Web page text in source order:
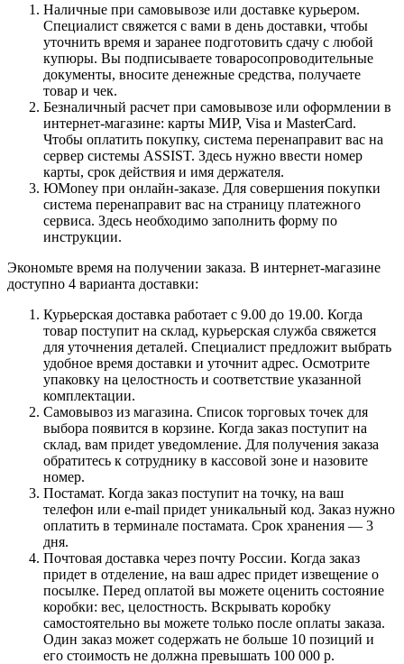
Наличные при самовывозе или доставке курьером.
Специалист свяжется с вами в день доставки, чтобы
уточнить время и заранее подготовить сдачу с любой
купюры. Вы подписываете товаросопроводительные
документы, вносите денежные средства, получаете
товар и чек.
Безналичный расчет при самовывозе или оформлении в
интернет-магазине: карты МИР, Visa и MasterCard.
Чтобы оплатить покупку, система перенаправит вас на
сервер системы ASSIST. Здесь нужно ввести номер
карты, срок действия и имя держателя.
ЮMoney при онлайн-заказе. Для совершения покупки
система перенаправит вас на страницу платежного
сервиса. Здесь необходимо заполнить форму по
инструкции.
Экономьте время на получении заказа. В интернет-магазине
доступно 4 варианта доставки:
Курьерская доставка работает с 9.00 до 19.00. Когда
товар поступит на склад, курьерская служба свяжется
для уточнения деталей. Специалист предложит выбрать
удобное время доставки и уточнит адрес. Осмотрите
упаковку на целостность и соответствие указанной
комплектации.
Самовывоз из магазина. Список торговых точек для
выбора появится в корзине. Когда заказ поступит на
склад, вам придет уведомление. Для получения заказа
обратитесь к сотруднику в кассовой зоне и назовите
номер.
Постамат. Когда заказ поступит на точку, на ваш
телефон или e-mail придет уникальный код. Заказ нужно
оплатить в терминале постамата. Срок хранения — 3
дня.
Почтовая доставка через почту России. Когда заказ
придет в отделение, на ваш адрес придет извещение о
посылке. Перед оплатой вы можете оценить состояние
коробки: вес, целостность. Вскрывать коробку
самостоятельно вы можете только после оплаты заказа.
Один заказ может содержать не больше 10 позиций и
его стоимость не должна превышать 100 000 р.